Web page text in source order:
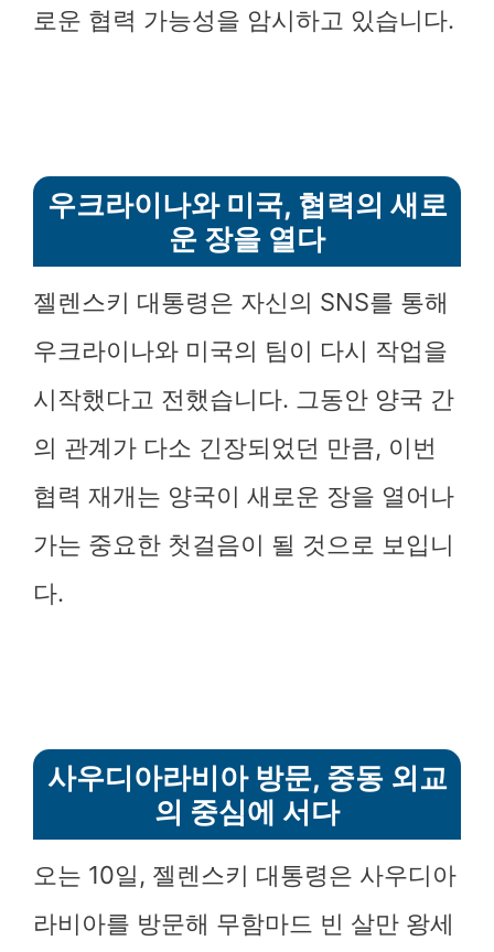
로운 협력 가능성을 암시하고 있습니다.
우크라이나와 미국, 협력의 새로
운 장을 열다
젤렌스키 대통령은 자신의 SNS를 통해
우크라이나와 미국의 팀이 다시 작업을
시작했다고 전했습니다. 그동안 양국 간
의 관계가 다소 긴장되었던 만큼, 이번
협력 재개는 양국이 새로운 장을 열어나
가는 중요한 첫걸음이 될 것으로 보입니
다.
사우디아라비아 방문, 중동 외교
의 중심에 서다
오는 10일, 젤렌스키 대통령은 사우디아
라비아를 방문해 무함마드 빈 살만 왕세